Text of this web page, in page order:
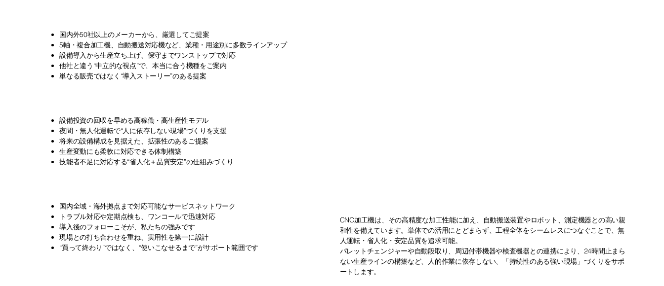
国内外50社以上のメーカーから、厳選してご提案
5軸・複合加工機、自動搬送対応機など、業種・用途別に多数ラインアップ
設備導入から生産立ち上げ、保守までワンストップで対応
他社と違う“中立的な視点”で、本当に合う機種をご案内
単なる販売ではなく“導入ストーリー”のある提案
設備投資の回収を早める高稼働・高生産性モデル
夜間・無人化運転で“人に依存しない現場”づくりを支援
将来の設備構成を見据えた、拡張性のあるご提案
生産変動にも柔軟に対応できる体制構築
技能者不足に対応する“省人化＋品質安定”の仕組みづくり
国内全域・海外拠点まで対応可能なサービスネットワーク
トラブル対応や定期点検も、ワンコールで迅速対応
導入後のフォローこそが、私たちの強みです
現場との打ち合わせを重ね、実用性を第一に設計
“買って終わり”ではなく、“使いこなせるまで”がサポート範囲です
CNC加工機は、その高精度な加工性能に加え、自動搬送装置やロボット、測定機器との高い親
和性を備えています。単体での活用にとどまらず、工程全体をシームレスにつなぐことで、無
人運転・省人化・安定品質を追求可能。
パレットチェンジャーや自動段取り、周辺付帯機器や検査機器との連携により、24時間止まら
ない生産ラインの構築など、人的作業に依存しない、「持続性のある強い現場」づくりをサポ
ートします。